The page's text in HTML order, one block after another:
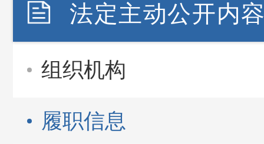
法定主动公开内
组织机构
履职信息